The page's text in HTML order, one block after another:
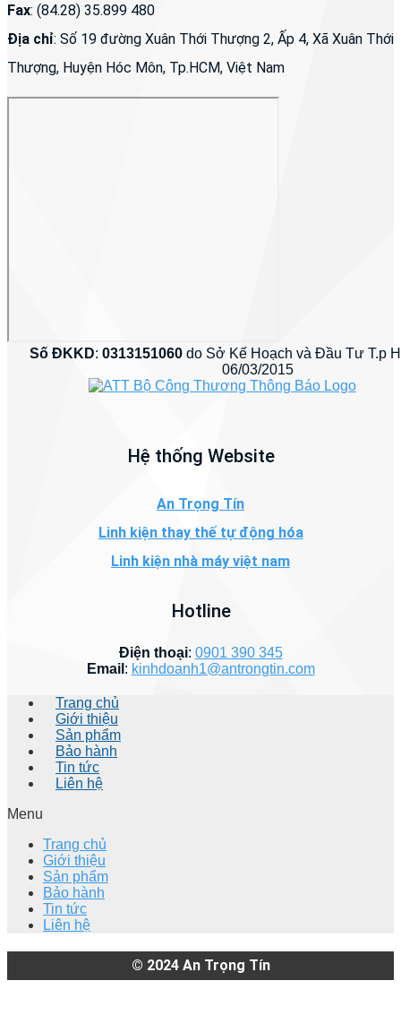
Fax: (84.28) 35.899 480
Địa chỉ: Số 19 đường Xuân Thới Thượng 2, Ấp 4, Xã Xuân Thới
Thượng, Huyện Hóc Môn, Tp.HCM, Việt Nam
Số ĐKKD:0313151060 do Sở Kế Hoạch và Đầu Tư T.p
06/03/2015
Hệ thống Website
An Trọng Tín
Linh kiện thay thế tự động hóa
Linh kiện nhà máy việt nam
Hotline
Điện thoại: 0901 390 345
Email : kinhdoanh1@antrongtin.com
Trang chủ
Giới thiệu
Sản phẩm
Bảo hành
Tin tức
Liên hệ
Menu
Trang chủ
Giới thiệu
Sản phẩm
Bảo hành
Tin tức
Liên hệ
© 2024 An Trọng Tín